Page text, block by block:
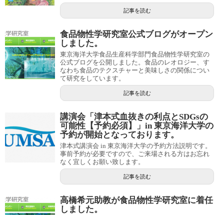
記事を読む
食品物性学研究室公式ブログがオープン
しました。
東京海洋大学食品生産科学部門食品物性学研究室の
公式ブログを公開しました。食品のレオロジー、す
なわち食品のテクスチャーと美味しさの関係につい
て研究をしています。
記事を読む
講演会「津本式血抜きの利点とSDGsの
可能性【予約必須】」in 東京海洋大学の
予約が開始となっております。
津本式講演会 in 東京海洋大学の予約方法説明です。
事前予約が必要ですので、ご来場される方はお忘れ
なく宜しくお願い致します。
記事を読む
高橋希元助教が食品物性学研究室に着任
しました。